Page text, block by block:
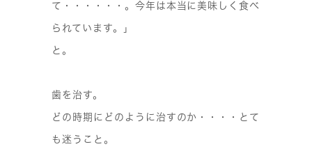
て・・・・・・。今年は本当に美味しく食べ
られています。」
と。
歯を治す。
どの時期にどのように治すのか・・・・とて
も迷うこと。